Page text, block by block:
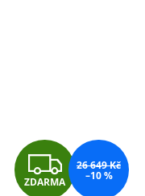
Z
ZDARMA
26 649 Kč
–10 %